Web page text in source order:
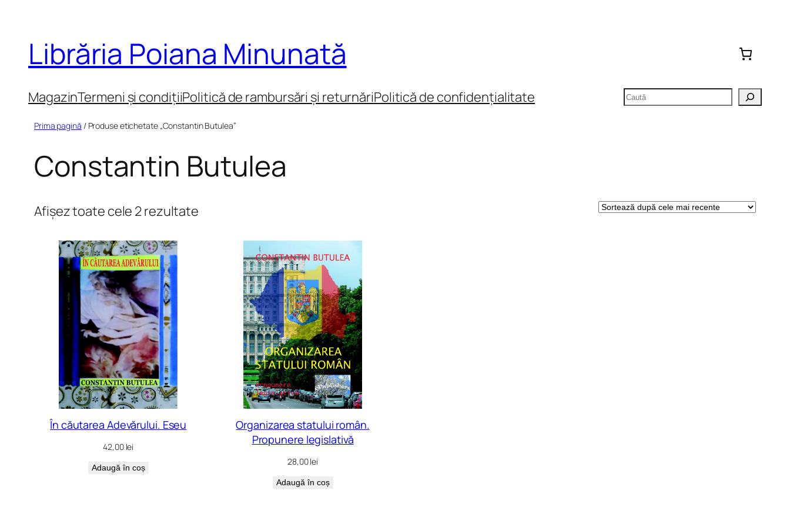
conținut
Librăria Poiana Minunată
MagazinTermeni și condițiiPolitică de rambursări și returnăriPolitică de confidențialitate Caută
Prima pagină / Produse etichetate „Constantin Butulea”
Constantin Butulea
Afișez toate cele 2 rezultate
recente
În căutarea Adevărului. Eseu
42,00 lei
Adaugă în coș
Organizarea statului român.
Propunere legislativă
28,00lei
Adaugă în coș